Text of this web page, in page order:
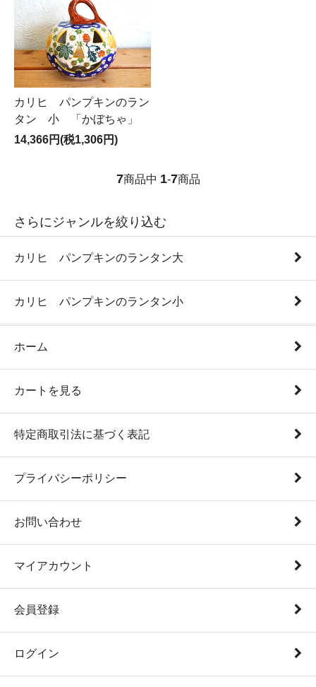
カリヒ パンプキンのラン
タン 小 「かぼちゃ」
14,366円(税1,306円)
7商品中 1-7商品
さらにジャンルを絞り込む
カリヒ パンプキンのランタン大
カリヒ パンプキンのランタン小
ホーム
カートを見る
特定商取引法に基づく表記
プライバシーポリシー
お問い合わせ
マイアカウント
会員登録
ログイン